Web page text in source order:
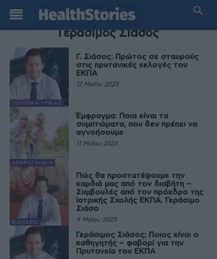
TAG
Γεράσιμος Σιάσος
ΠΟΛΙΤΙΚΉ ΥΓΕΊΑΣ
Γ. Σιάσος: Πρώτος σε σταυρούς
στις πρυτανικές εκλογές του
ΕΚΠΑ
12 Μαΐου 2023
ΑΡΘΡΟΓΡΑΦΊΑ
Έμφραγμα: Ποια είναι τα
συμπτώματα, που δεν πρέπει να
αγνοήσουμε
11 Μαΐου 2023
ΕΙΔΉΣΕΙΣ
Πώς θα προστατέψουμε την
καρδιά μας από τον διαβήτη –
Συμβουλές από τον πρόεδρο της
Ιατρικής Σχολής ΕΚΠΑ, Γεράσιμο
Σιάσο
9 Μαΐου 2023
Γεράσιμος Σιάσος: Ποιος είναι ο
καθηγητής – φαβορί για την
Πρυτανεία του ΕΚΠΑ